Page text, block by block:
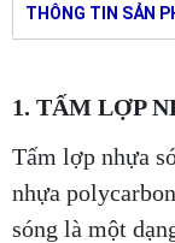
THÔNG TIN SẢN
1. TẤM LỢP
Tấm lợp nhựa
nhựa
sóng là một